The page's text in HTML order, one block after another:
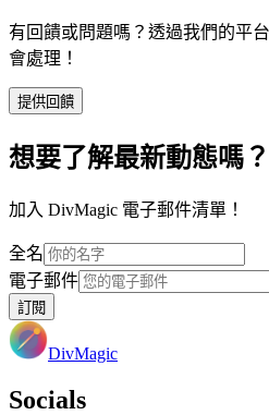
有回饋或問題嗎？透過我們的平
會處理！
提供回饋
想要了解最新動態嗎？
加入 DivMagic 電子郵件清單！
全名
電子郵件
訂閱
DivMagic
Socials